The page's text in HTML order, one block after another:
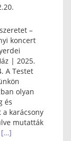
–
koncert
| 2025.
A Testet
olyan
és
karácsony
mutatták
[…]